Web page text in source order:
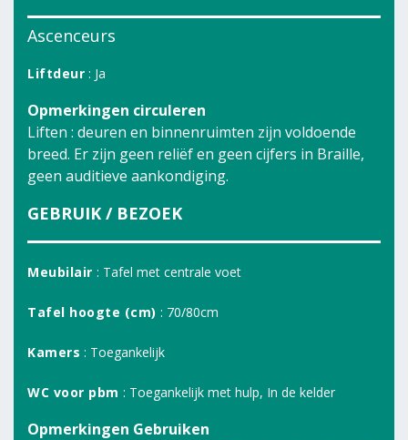
Ascenceurs
Liftdeur : Ja
Opmerkingen circuleren
Liften : deuren en binnenruimten zijn voldoende
breed. Er zijn geen reliëf en geen cijfers in Braille,
geen auditieve aankondiging.
GEBRUIK / BEZOEK
Meubilair : Tafel met centrale voet
Tafel hoogte (cm) : 70/80cm
Kamers : Toegankelijk
WC voor pbm : Toegankelijk met hulp, In de kelder
Opmerkingen Gebruiken